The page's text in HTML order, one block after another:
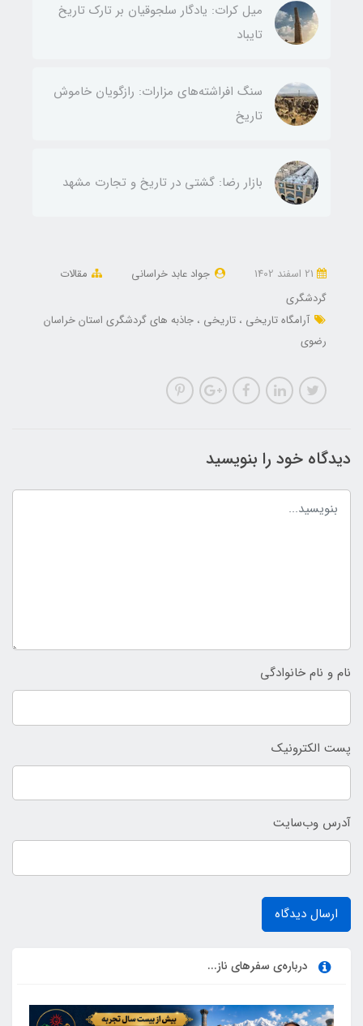
میل کرات: یادگار سلجوقیان بر تارک تاریخ
تایباد
سنگ افراشته‌های مزارات: رازگویان خاموش
تاریخ
بازار رضا: گشتی در تاریخ و تجارت مشهد
جواد عابد خراسانی
مقالات
گردشگری
آرامگاه تاریخی
تاریخی
جاذبه های گردشگری استان خراسان
رضوی
دیدگاه خود را بنویسید
نام و نام خانوادگی
پست الکترونیک
آدرس وب‌سایت
ارسال دیدگاه
درباره‌ی سفرهای ناز...